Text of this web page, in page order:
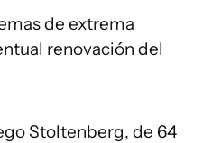
de extrema
renovación del
Stoltenberg, de 64